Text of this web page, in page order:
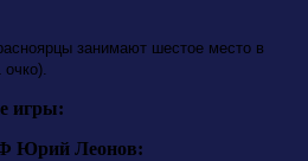
занимают шестое место в
очко).
игры:
Юрий Леонов: